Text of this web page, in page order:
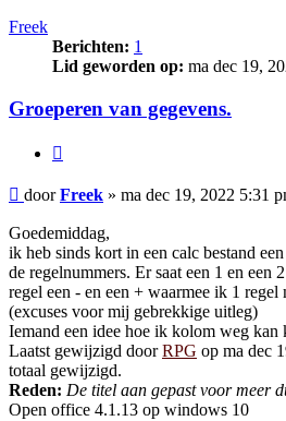
Freek
Berichten: 1
Lid geworden op: ma dec 19,
Groeperen van gegevens.
Bericht
doorFreek » ma dec 19, 2022 5:31
Goedemiddag,
ik heb sinds kort in een calc bestand
de regelnummers. Er saat een 1 en een
regel een - en een + waarmee ik 1
(excuses voor mij gebrekkige uitleg)
Iemand een idee hoe ik kolom weg
Laatst gewijzigd doorRPG op ma dec
totaal gewijzigd.
Reden: De titel aan gepast voor meer
Open office 4.1.13 op windows 10